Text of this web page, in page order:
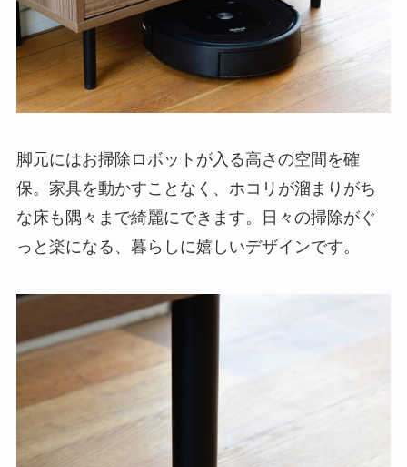
脚元にはお掃除ロボットが入る高さの空間を確
保。家具を動かすことなく、ホコリが溜まりがち
な床も隅々まで綺麗にできます。日々の掃除がぐ
っと楽になる、暮らしに嬉しいデザインです。